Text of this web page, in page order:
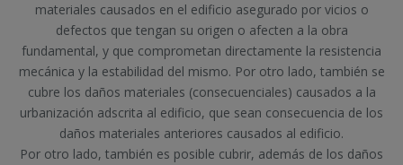
materiales causados en el edificio asegurado por vicios o
defectos que tengan su origen o afecten a la obra
fundamental, y que comprometan directamente la resistencia
mecánica y la estabilidad del mismo. Por otro lado, también se
cubre los daños materiales (consecuenciales) causados a la
urbanización adscrita al edificio, que sean consecuencia de los
daños materiales anteriores causados al edificio.
Por otro lado, también es posible cubrir, además de los daños